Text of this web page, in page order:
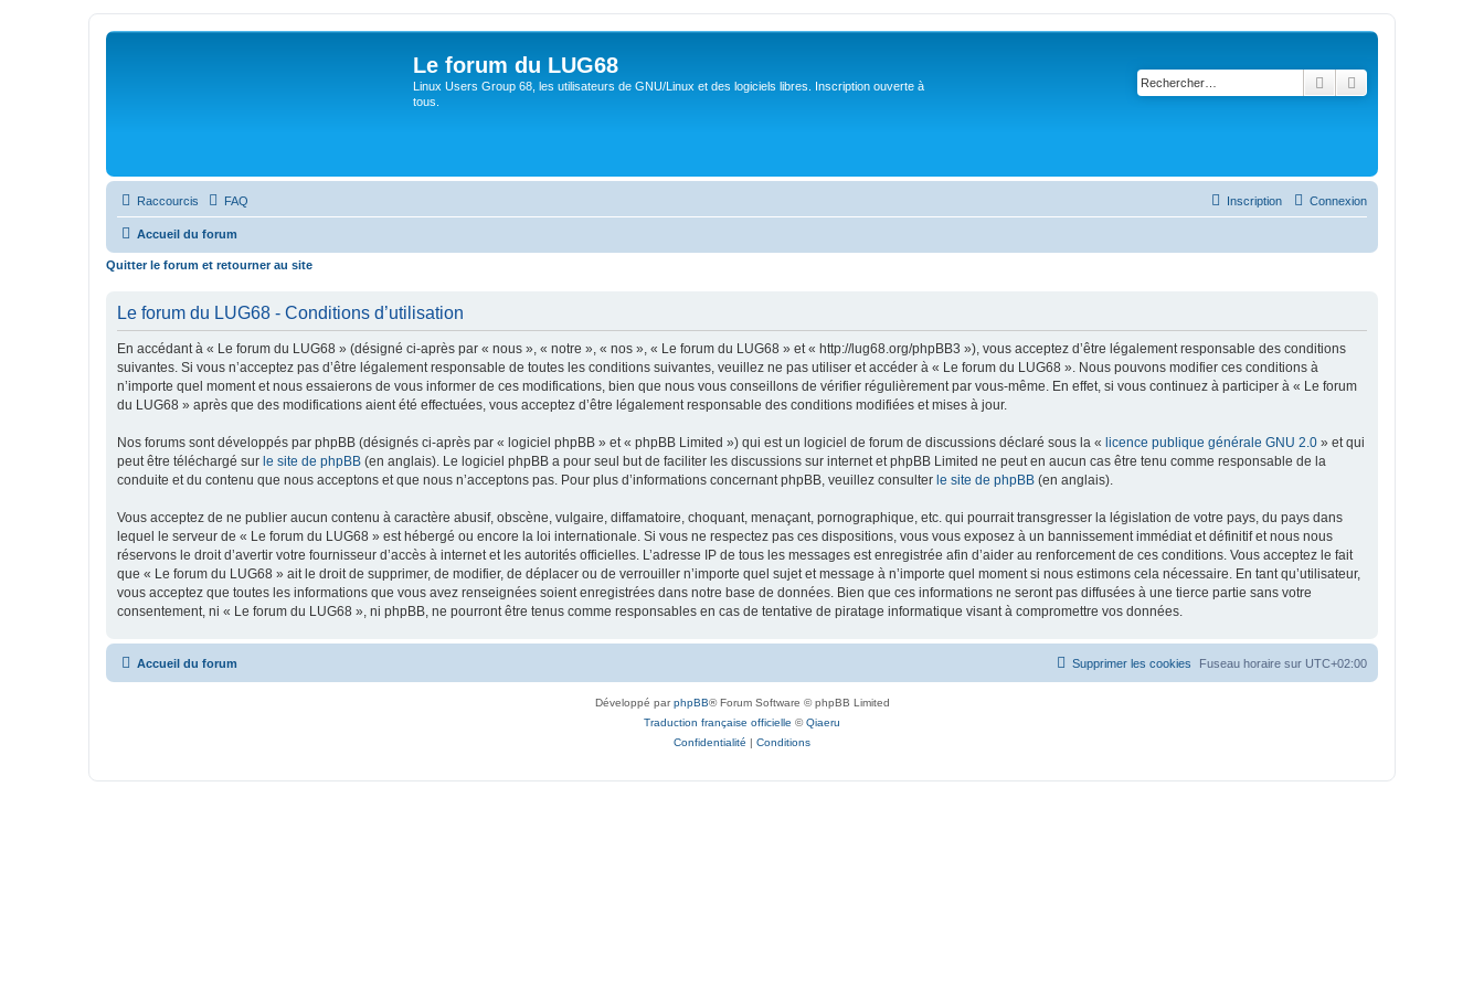
Le forum du LUG68
Linux Users Group 68, les utilisateurs de GNU/Linux et des logiciels libres. Inscription ouverte à
tous.
Rechercher
Raccourcis FAQ Connexion
Inscription
Accueil du forum
Quitter le forum et retourner au site
Le forum du LUG68 - Conditions d’utilisation
En accédant à « Le forum du LUG68 » (désigné ci-après par « nous », « notre », « nos », « Le forum du LUG68 » et « http://lug68.org/phpBB3 »), vous acceptez d’être légalement responsable des conditions
suivantes. Si vous n’acceptez pas d’être légalement responsable de toutes les conditions suivantes, veuillez ne pas utiliser et accéder à « Le forum du LUG68 ». Nous pouvons modifier ces conditions à
n’importe quel moment et nous essaierons de vous informer de ces modifications, bien que nous vous conseillons de vérifier régulièrement par vous-même. En effet, si vous continuez à participer à « Le forum
du LUG68 » après que des modifications aient été effectuées, vous acceptez d’être légalement responsable des conditions modifiées et mises à jour.
Nos forums sont développés par phpBB (désignés ci-après par « logiciel phpBB » et « phpBB Limited ») qui est un logiciel de forum de discussions déclaré sous la « licence publique générale GNU 2.0 » et qui
peut être téléchargé sur le site de phpBB (en anglais). Le logiciel phpBB a pour seul but de faciliter les discussions sur internet et phpBB Limited ne peut en aucun cas être tenu comme responsable de la
conduite et du contenu que nous acceptons et que nous n’acceptons pas. Pour plus d’informations concernant phpBB, veuillez consulter le site de phpBB (en anglais).
Vous acceptez de ne publier aucun contenu à caractère abusif, obscène, vulgaire, diffamatoire, choquant, menaçant, pornographique, etc. qui pourrait transgresser la législation de votre pays, du pays dans
lequel le serveur de « Le forum du LUG68 » est hébergé ou encore la loi internationale. Si vous ne respectez pas ces dispositions, vous vous exposez à un bannissement immédiat et définitif et nous nous
réservons le droit d’avertir votre fournisseur d’accès à internet et les autorités officielles. L’adresse IP de tous les messages est enregistrée afin d’aider au renforcement de ces conditions. Vous acceptez le fait
que « Le forum du LUG68 » ait le droit de supprimer, de modifier, de déplacer ou de verrouiller n’importe quel sujet et message à n’importe quel moment si nous estimons cela nécessaire. En tant qu’utilisateur,
vous acceptez que toutes les informations que vous avez renseignées soient enregistrées dans notre base de données. Bien que ces informations ne seront pas diffusées à une tierce partie sans votre
consentement, ni « Le forum du LUG68 », ni phpBB, ne pourront être tenus comme responsables en cas de tentative de piratage informatique visant à compromettre vos données.
Accueil du forum Fuseau horaire sur UTC+02:00
Supprimer les cookies
Développé parphpBB® Forum Software © phpBB Limited
Traduction française officielle ©Qiaeru
Confidentialité | Conditions